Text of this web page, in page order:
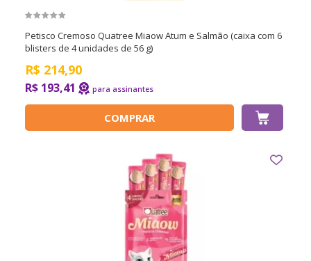
Petisco Cremoso Quatree Miaow Atum e Salmão (caixa com 6
blisters de 4 unidades de 56 g)
R$ 214,90
R$ 193,41
COMPRAR